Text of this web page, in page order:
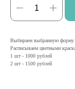
Выбираем выбранную форму
Расписываем цветными
1 шт - 1000 рублей
2 шт - 1500 рублей